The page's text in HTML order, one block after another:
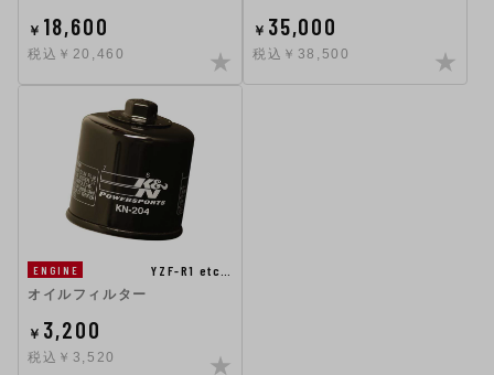
￥ 18,600
税込￥20,460
￥ 35,000
税込￥38,500
ENGINE
YZF-R1 etc…
オイルフィルター
￥ 3,200
税込￥3,520